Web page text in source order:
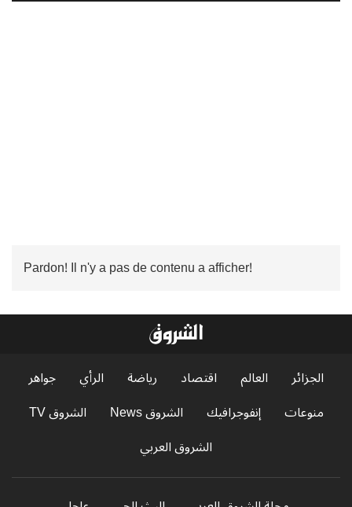
Pardon! Il n'y a pas de contenu a afficher!
الجزائر العالم اقتصاد رياضة الرأي
جواهر
منوعات
إنفوجرافيك الشروق News
الشروق TV
الشروق العربي